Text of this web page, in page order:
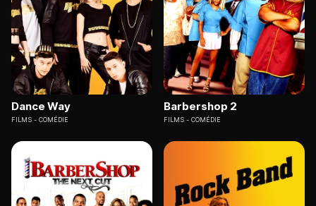
Dance Way
FILMS COMÉDIE
Barbershop 2
FILMS COMÉDIE